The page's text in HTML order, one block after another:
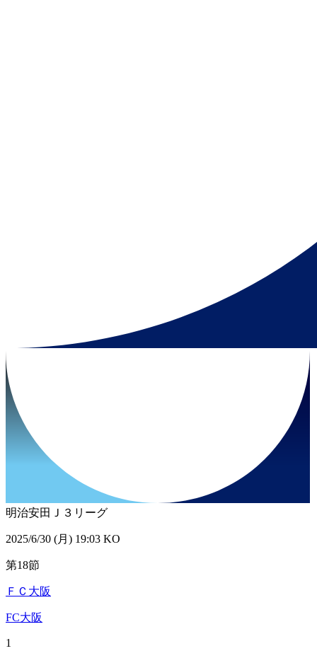
明治安田Ｊ３リーグ
2025/6/30 (月) 19:03 KO
第18節
ＦＣ大阪
FC大阪
1